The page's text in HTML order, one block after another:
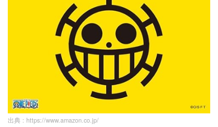
出典 : https://www.amazon.co.jp/